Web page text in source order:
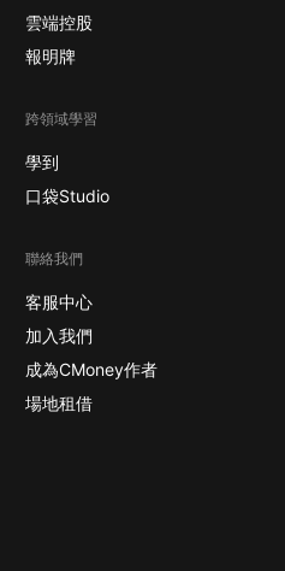
雲端控股
報明牌
跨領域學習
學到
口袋Studio
聯絡我們
客服中心
加入我們
成為CMoney作者
場地租借